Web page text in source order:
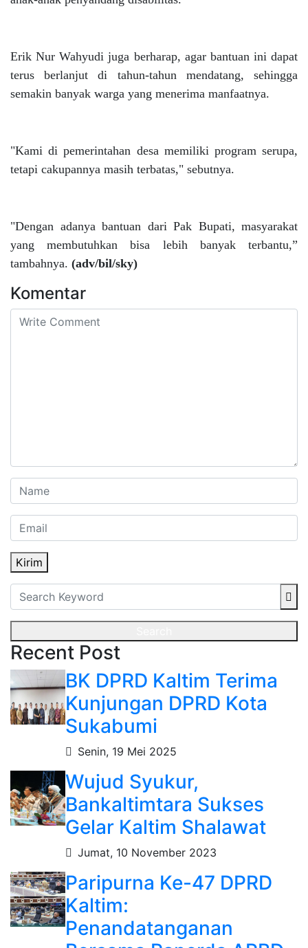
Erik Nur Wahyudi juga berharap, agar bantuan ini dapat
terus berlanjut di tahun-tahun mendatang, sehingga
semakin banyak warga yang menerima manfaatnya.
"Kami di pemerintahan desa memiliki program serupa,
tetapi cakupannya masih terbatas," sebutnya.
"Dengan adanya bantuan dari Pak Bupati, masyarakat
yang membutuhkan bisa lebih banyak terbantu,”
tambahnya. (adv/bil/sky)
Komentar
Kirim
Recent Post
BK DPRD Kaltim Terima
Kunjungan DPRD Kota
Sukabumi
Senin, 19 Mei 2025
Wujud Syukur,
Bankaltimtara Sukses
Gelar Kaltim Shalawat
Jumat, 10 November 2023
Paripurna Ke-47 DPRD
Kaltim:
Penandatanganan